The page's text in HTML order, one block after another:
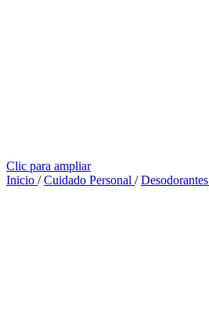
Clic para ampliar
Inicio / Cuidado Personal / Desodorantes